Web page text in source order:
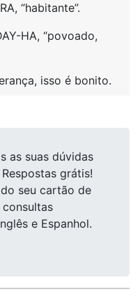
“habitante”.
HA, “povoado,
isso é bonito.
as suas dúvidas
grátis!
seu cartão de
e Espanhol.